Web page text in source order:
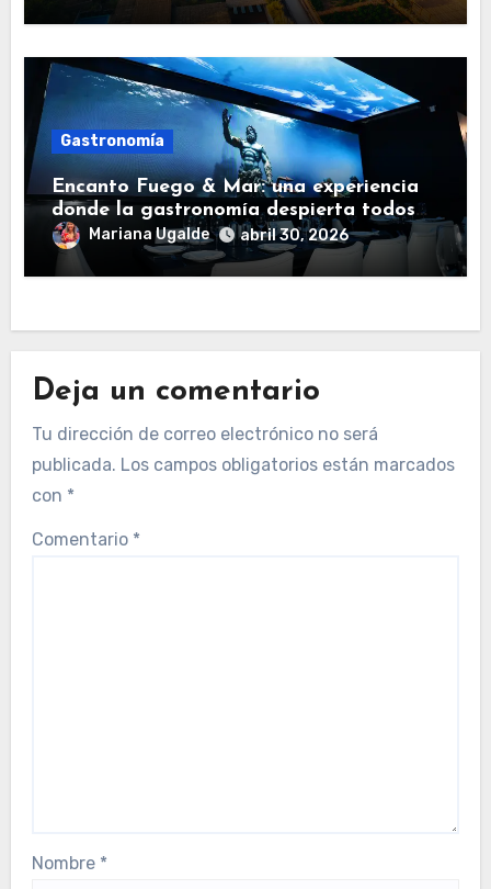
Gastronomía
Encanto Fuego & Mar: una experiencia
donde la gastronomía despierta todos
los sentidos
Mariana Ugalde abril 30, 2026
Deja un comentario
Tu dirección de correo electrónico no será
publicada. Los campos obligatorios están marcados
con *
Comentario *
Nombre *